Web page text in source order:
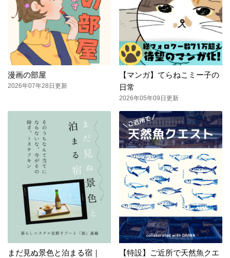
漫画の部屋
2026年07年28日更新
【マンガ】てらねこミー子の
日常
2026年05年09日更新
まだ見ぬ景色と泊まる宿｜
【特設】ご近所で天然魚クエ